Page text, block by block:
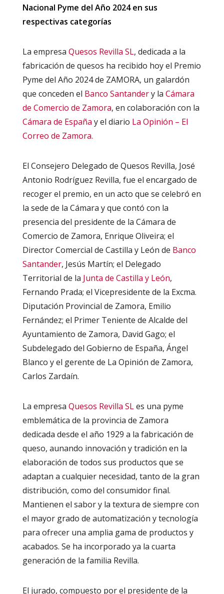
Nacional Pyme del Año 2024 en sus
respectivas categorías
La empresa Quesos Revilla SL, dedicada a la
fabricación de quesos ha recibido hoy el Premio
Pyme del Año 2024 de ZAMORA, un galardón
que conceden el Banco Santandery la Cámara
de Comercio de Zamora, en colaboración con la
Cámara de España y el diario La Opinión – El
Correo de Zamora.
El Consejero Delegado de Quesos Revilla, José
Antonio Rodríguez Revilla, fue el encargado de
recoger el premio, en un acto que se celebró en
la sede de la Cámara y que contó con la
presencia del presidente de la Cámara de
Comercio de Zamora, Enrique Oliveira; el
Director Comercial de Castilla y León de Banco
Santander, Jesús Martín; el Delegado
Territorial de la Junta de Castilla y León,
Fernando Prada; el Vicepresidente de la Excma.
Diputación Provincial de Zamora, Emilio
Fernández; el Primer Teniente de Alcalde del
Ayuntamiento de Zamora, David Gago; el
Subdelegado del Gobierno de España, Ángel
Blanco y el gerente de La Opinión de Zamora,
Carlos Zardaín.
La empresa Quesos Revilla SLes una pyme
emblemática de la provincia de Zamora
dedicada desde el año 1929 a la fabricación de
queso, aunando innovación y tradición en la
elaboración de todos sus productos que se
adaptan a cualquier necesidad, tanto de la gran
distribución, como del consumidor final.
Mantienen el sabor y la textura de siempre con
el mayor grado de automatización y tecnología
para ofrecer una amplia gama de productos y
acabados. Se ha incorporado ya la cuarta
generación de la familia Revilla.
El jurado, compuesto por el presidente de la